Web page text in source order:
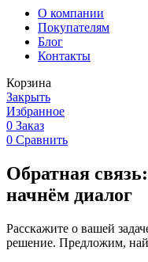
О компании
Покупателям
Блог
Контакты
Корзина
Закрыть
Избранное
0 Заказ
0 Сравнить
Обратная связь:
начнём диалог
Расскажите о вашей
решение. Предложим,